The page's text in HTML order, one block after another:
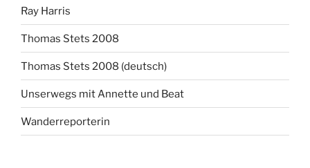
Ray Harris
Thomas Stets 2008
Thomas Stets 2008 (deutsch)
Unserwegs mit Annette und Beat
Wanderreporterin